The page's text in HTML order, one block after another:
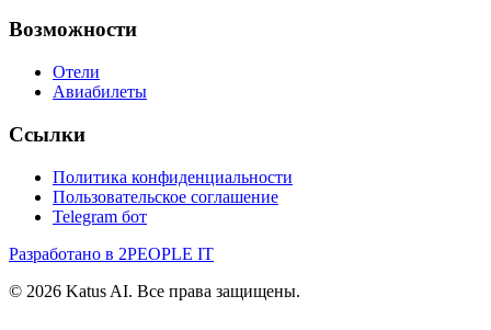
Возможности
Отели
Авиабилеты
Ссылки
Политика конфиденциальности
Пользовательское соглашение
Telegram бот
Разработано в 2PEOPLE IT
© 2026 Katus AI. Все права защищены.